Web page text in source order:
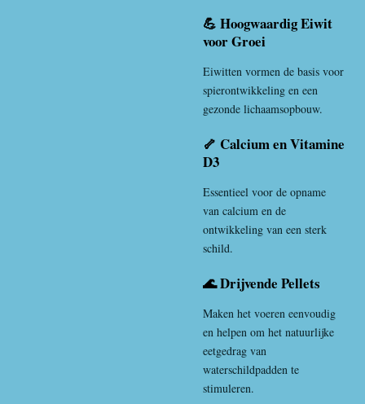
💪 Hoogwaardig Eiwit
voor Groei
Eiwitten vormen de basis voor
spierontwikkeling en een
gezonde lichaamsopbouw.
🦴 Calcium en Vitamine
D3
Essentieel voor de opname
van calcium en de
ontwikkeling van een sterk
schild.
🌊 Drijvende Pellets
Maken het voeren eenvoudig
en helpen om het natuurlijke
eetgedrag van
waterschildpadden te
stimuleren.